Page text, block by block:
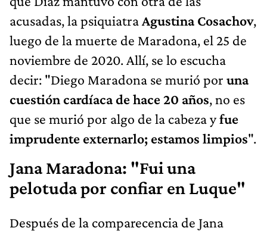
acusadas, la psiquiatraAgustina Cosachov,
luego de la muerte de Maradona, el 25 de
noviembre de 2020. Allí, se lo escucha
decir: "Diego Maradona se murió por una
cuestión cardíaca de hace 20 años, no es
que se murió por algo de la cabeza yfue
imprudente externarlo; estamos limpios".
Jana Maradona: "Fui una
pelotuda por confiar en Luque"
Después de la comparecencia de Jana